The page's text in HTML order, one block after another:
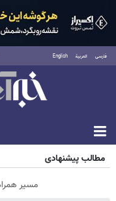
فارسی العربية English
شنبه ۱۷ مرداد ۱۴۰۵
مطالب پیشنهادی
مسیر